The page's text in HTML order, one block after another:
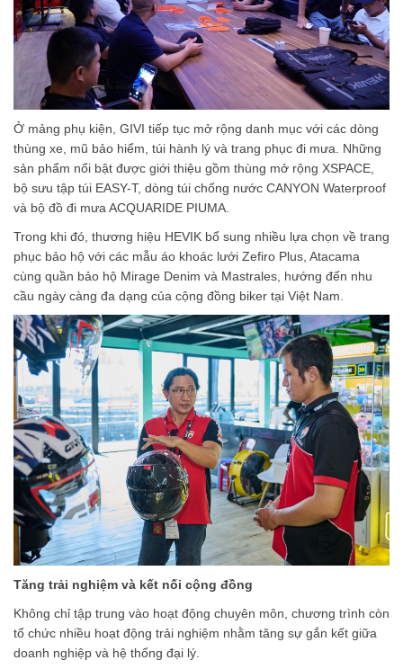
Ở mảng phụ kiện, GIVI tiếp tục mở rộng danh mục với các dòng
thùng xe, mũ bảo hiểm, túi hành lý và trang phục đi mưa. Những
sản phẩm nổi bật được giới thiệu gồm thùng mở rộng XSPACE,
bộ sưu tập túi EASY-T, dòng túi chống nước CANYON Waterproof
và bộ đồ đi mưa ACQUARIDE PIUMA.
Trong khi đó, thương hiệu HEVIK bổ sung nhiều lựa chọn về trang
phục bảo hộ với các mẫu áo khoác lưới Zefiro Plus, Atacama
cùng quần bảo hộ Mirage Denim và Mastrales, hướng đến nhu
cầu ngày càng đa dạng của cộng đồng biker tại Việt Nam.
Tăng trải nghiệm và kết nối cộng đồng
Không chỉ tập trung vào hoạt động chuyên môn, chương trình còn
tổ chức nhiều hoạt động trải nghiệm nhằm tăng sự gắn kết giữa
doanh nghiệp và hệ thống đại lý.